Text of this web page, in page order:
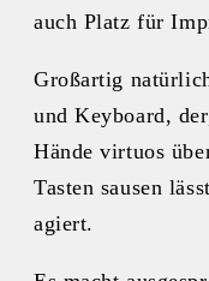
auch Platz für
Großartig
und Keyboard,
Hände virtuos
Tasten sausen
agiert.